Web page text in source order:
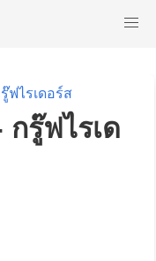
ฟไรเดอร์ส
รู๊ฟไรเด